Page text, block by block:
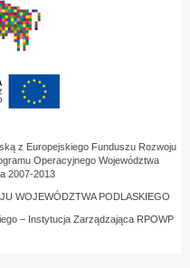
z Europejskiego Funduszu Rozwoju
Operacyjnego Województwa
2007-2013
WOJEWÓDZTWA PODLASKIEGO
– Instytucja Zarządzająca RPOWP